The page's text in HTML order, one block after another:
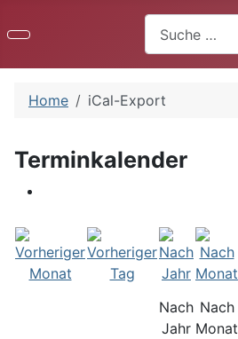
Home iCal-Export
Terminkalender
Nach
Jahr
Nach
Monat